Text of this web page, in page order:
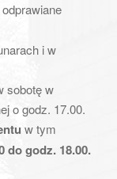
i w
sobotę w
o godz. 17.00.
w tym
do godz. 18.00.